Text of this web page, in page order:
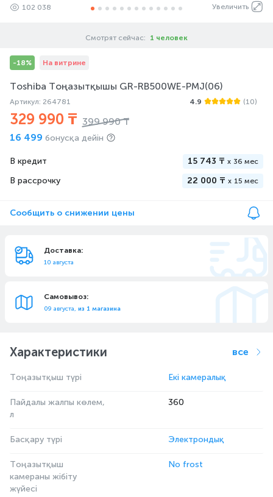
Увеличить
102 038
Смотрят сейчас: 1 человек
-18% На витрине
Toshiba Тоңазытқышы GR-RB500WE-PMJ(06)
Артикул: 264781 4.9 (10)
329 990 ₸ 399 990 ₸
16 499 бонусқа дейін
В кредит 15 743 ₸ x 36 мес
В рассрочку 22 000 ₸ x 15 мес
Сообщить о снижении цены
Доставка:
10 августа
Самовывоз:
09 августа, из 1 магазина
Характеристики все
Тоңазытқыш түрі Екі камералық
Пайдалы жалпы көлем,
л
360
Басқару түрі Электрондық
Тоңазытқыш
камераны жібіту
жүйесі
No frost